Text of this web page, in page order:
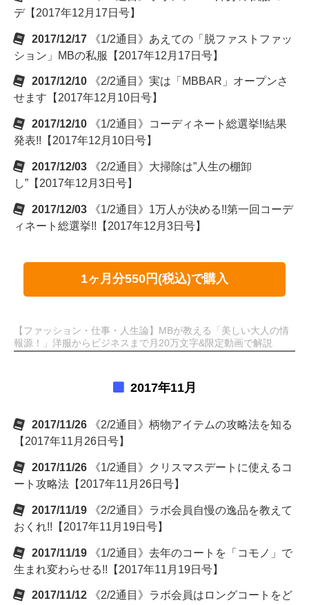
デ【2017年12月17日号】
2017/12/17
《1/2通目》あえての「脱ファストファッ
ション」MBの私服【2017年12月17日号】
2017/12/10
《2/2通目》実は「MBBAR」オープンさ
せます【2017年12月10日号】
2017/12/10
《1/2通目》コーディネート総選挙!!結果
発表!!【2017年12月10日号】
2017/12/03
《2/2通目》大掃除は”人生の棚卸
し”【2017年12月3日号】
2017/12/03
《1/2通目》1万人が決める!!第一回コーデ
ィネート総選挙!!【2017年12月3日号】
1ヶ月分550円(税込)で購入
【ファッション・仕事・人生論】MBが教える「美しい大人の情
報源！」洋服からビジネスまで月20万文字&限定動画で解説
2017年11月
2017/11/26
《2/2通目》柄物アイテムの攻略法を知る
【2017年11月26日号】
2017/11/26
《1/2通目》クリスマスデートに使えるコ
ート攻略法【2017年11月26日号】
2017/11/19
《2/2通目》ラボ会員自慢の逸品を教えて
おくれ!!【2017年11月19日号】
2017/11/19
《1/2通目》去年のコートを「コモノ」で
生まれ変わらせる!!【2017年11月19日号】
2017/11/12
《2/2通目》ラボ会員はロングコートをど